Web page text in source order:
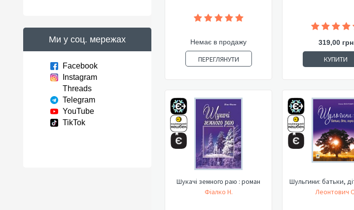
Ми у соц. мережах
Facebook
Instagram
Threads
Telegram
YouTube
TikTok
Немає в продажу
ПЕРЕГЛЯНУТИ
319,00 грн
КУПИТИ
Шукачі земного раю : роман
Фіалко Н.
Шульгини: батьки,
Леонтович